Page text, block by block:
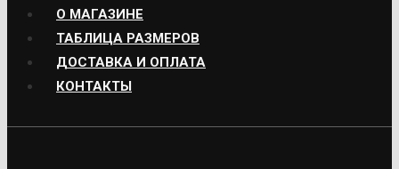
О МАГАЗИНЕ
ТАБЛИЦА РАЗМЕРОВ
ДОСТАВКА И ОПЛАТА
КОНТАКТЫ